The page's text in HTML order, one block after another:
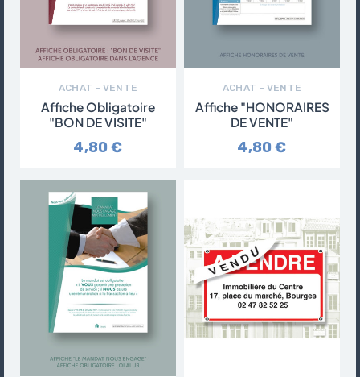
ACHAT – VENTE
Affiche Obligatoire
"BON DE VISITE"
4,80 €
ACHAT – VENTE
Affiche "HONORAIRES
DE VENTE"
4,80 €